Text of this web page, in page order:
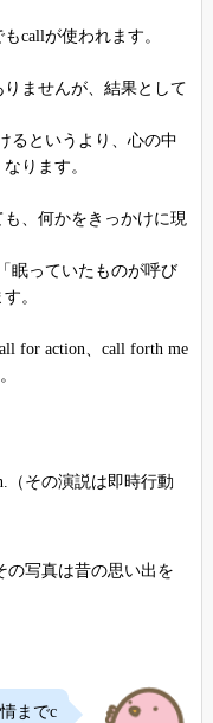
callが使われます。
ませんが、結果として
るというより、心の中
ります。
、何かをきっかけに現
眠っていたものが呼び
。
for action、call forth me
（その演説は即時行動
の写真は昔の思い出を
までc